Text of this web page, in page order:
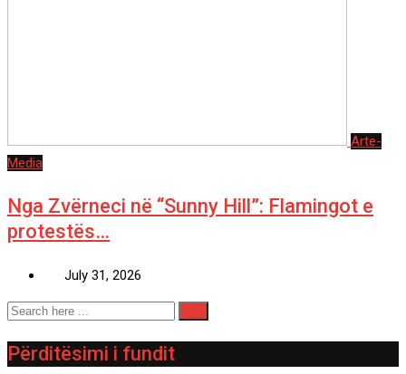
Arte-
Media
Nga Zvërneci në “Sunny Hill”: Flamingot e
protestës…
July 31, 2026
Përditësimi i fundit